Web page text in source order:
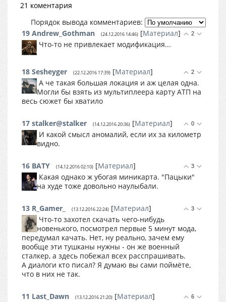
21 коментария
Порядок вывода комментариев:
2
19 Andrew_Gothman (24.12.2016 14:46) [Материал]
Что-то не привлекает модификация...
2
18 Sesheyger (22.12.2016 17:39) [Материал]
А че такая большая локация и аж целая одна.
Могли бы взять из мультиплеера карту АТП на
весь сюжет бы хватило
0
17 stalker@stalker (14.12.2016 20:36) [Материал]
И какой смысл аномалий, если их за километр
видно.
3
16 BATY (14.12.2016 02:10) [Материал]
Какая однако ж убогая миникарта. "Пацыки"
на худе тоже довольно наулыбали.
3
13 R_Gamer_ (13.12.2016 22:24) [Материал]
Что-то захотел скачать чего-нибудь
новенького, посмотрел первые 5 минут мода,
передумал качать. Нет, ну реально, зачем ему
вообще эти тушканы нужны - он же военный
сталкер, а здесь побежал всех расспрашивать.
А диалоги кто писал? Я думаю вы сами поймёте,
что в них не так.
6
11 Last_Dawn (13.12.2016 21:20) [Материал]